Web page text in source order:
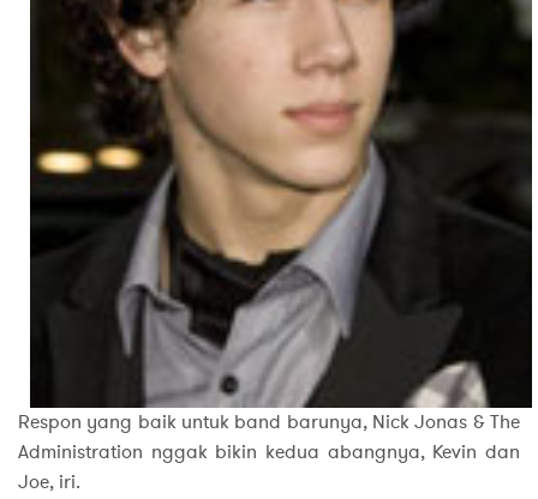
Respon yang baik untuk band barunya, Nick Jonas & The
Administration nggak bikin kedua abangnya, Kevin dan
Joe, iri.